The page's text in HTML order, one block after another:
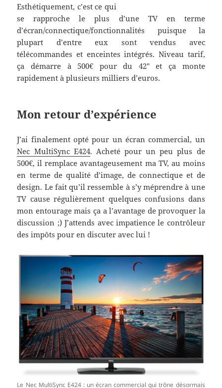
Esthétiquement, c’est ce qui
se rapproche le plus d’une TV en terme
d’écran/connectique/fonctionnalités puisque la
plupart d’entre eux sont vendus avec
télécommandes et enceintes intégrés. Niveau tarif,
ça démarre à 500€ pour du 42″ et ça monte
rapidement à plusieurs milliers d’euros.
Mon retour d’expérience
J’ai finalement opté pour un écran commercial, un
Nec MultiSync E424. Acheté pour un peu plus de
500€, il remplace avantageusement ma TV, au moins
en terme de qualité d’image, de connectique et de
design. Le fait qu’il ressemble à s’y méprendre à une
TV cause régulièrement quelques confusions dans
mon entourage mais ça a l’avantage de provoquer la
discussion ;) J’attends avec impatience le contrôleur
des impôts pour en discuter avec lui !
Le Nec MultiSync E424 : un écran commercial qui trône désormais